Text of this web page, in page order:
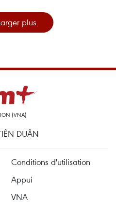
plus
(VNA)
DUÂN
Conditions d'utilisation
Appui
VNA